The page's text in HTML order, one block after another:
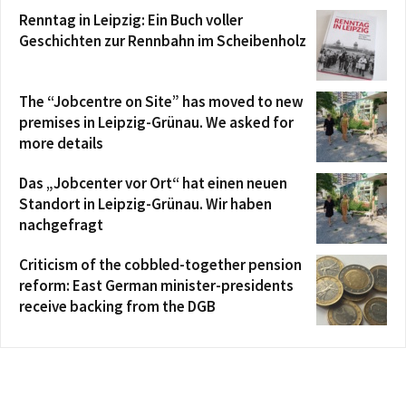
Renntag in Leipzig: Ein Buch voller
Geschichten zur Rennbahn im Scheibenholz
The “Jobcentre on Site” has moved to new
premises in Leipzig-Grünau. We asked for
more details
Das „Jobcenter vor Ort“ hat einen neuen
Standort in Leipzig-Grünau. Wir haben
nachgefragt
Criticism of the cobbled-together pension
reform: East German minister-presidents
receive backing from the DGB